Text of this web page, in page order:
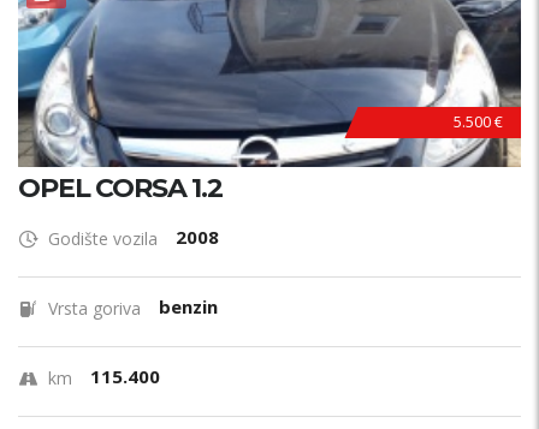
5.500 €
OPEL CORSA 1.2
Godište vozila 2008
Vrsta goriva benzin
km 115.400